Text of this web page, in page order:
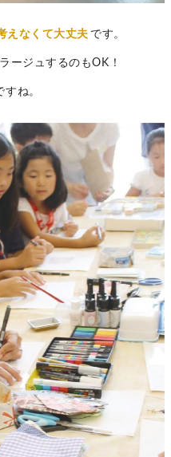
えなくて大丈夫 です。
ージュするのもOK！
ね。